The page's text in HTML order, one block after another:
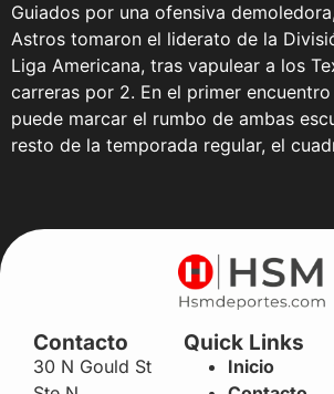
Guiados por una ofensiva
Astros tomaron el liderato de la
Liga Americana, tras vapulear a los
carreras por 2. En el primer
puede marcar el rumbo de ambas
resto de la temporada regular, el
Contacto
30 N Gould St
Quick Links
Inicio